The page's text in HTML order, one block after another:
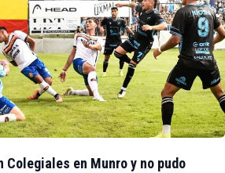
Colegiales en Munro y no pudo